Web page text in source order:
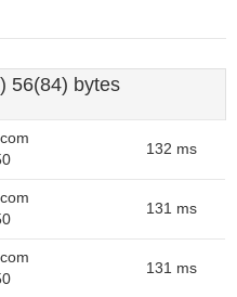
56(84) bytes
132 ms
131 ms
131 ms